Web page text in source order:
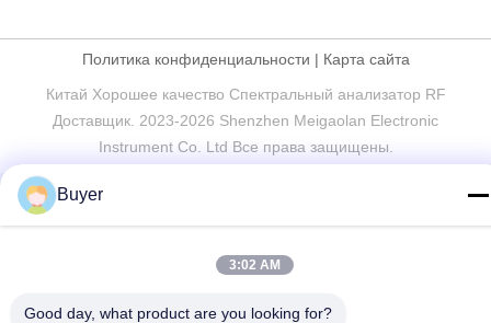
Политика конфиденциальности | Карта сайта
Китай Хорошее качество Спектральный анализатор RF
Доставщик. 2023-2026 Shenzhen Meigaolan Electronic
Instrument Co. Ltd Все права защищены.
Buyer
3:02 AM
Good day, what product are you looking for?